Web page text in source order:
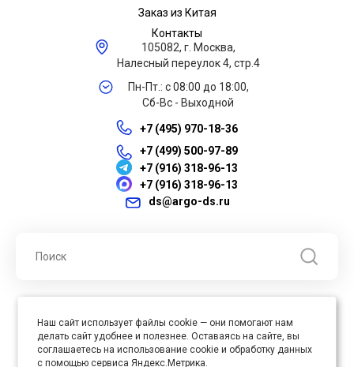
Заказ из Китая
Контакты
105082, г. Москва,
Налесный переулок 4, стр.4
Пн-Пт.: с 08:00 до 18:00,
Сб-Вс - Выходной
+7 (495) 970-18-36
+7 (499) 500-97-89
+7 (916) 318-96-13
+7 (916) 318-96-13
ds@argo-ds.ru
права защищены
Юр. адрес : 105005, г. Москва, ул. Бауманская, д.20, стр. 3
Наш сайт использует файлы cookie — они помогают нам
делать сайт удобнее и полезнее. Оставаясь на сайте, вы
соглашаетесь на использование cookie и обработку данных
с помощью сервиса Яндекс.Метрика.